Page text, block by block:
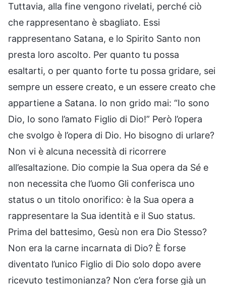
Tuttavia, alla fine vengono rivelati, perché ciò
che rappresentano è sbagliato. Essi
rappresentano Satana, e lo Spirito Santo non
presta loro ascolto. Per quanto tu possa
esaltarti, o per quanto forte tu possa gridare, sei
sempre un essere creato, e un essere creato che
appartiene a Satana. Io non grido mai: “Io sono
Dio, Io sono l’amato Figlio di Dio!” Però l’opera
che svolgo è l’opera di Dio. Ho bisogno di urlare?
Non vi è alcuna necessità di ricorrere
all’esaltazione. Dio compie la Sua opera da Sé e
non necessita che l’uomo Gli conferisca uno
status o un titolo onorifico: è la Sua opera a
rappresentare la Sua identità e il Suo status.
Prima del battesimo, Gesù non era Dio Stesso?
Non era la carne incarnata di Dio? È forse
diventato l’unico Figlio di Dio solo dopo avere
ricevuto testimonianza? Non c’era forse già un